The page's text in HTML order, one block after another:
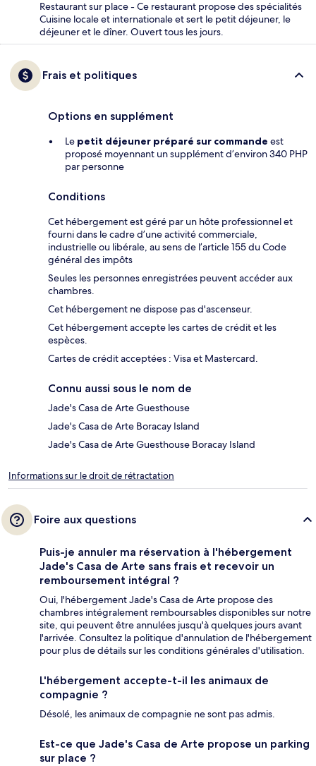
Restaurant sur place - Ce restaurant propose des spécialités
Cuisine locale et internationale et sert le petit déjeuner, le
déjeuner et le dîner. Ouvert tous les jours.
Frais et politiques
Options en supplément
Le petit déjeuner préparé sur commande est
proposé moyennant un supplément d’environ 340 PHP
par personne
Conditions
Cet hébergement est géré par un hôte professionnel et
fourni dans le cadre d’une activité commerciale,
industrielle ou libérale, au sens de l’article 155 du Code
général des impôts
Seules les personnes enregistrées peuvent accéder aux
chambres.
Cet hébergement ne dispose pas d'ascenseur.
Cet hébergement accepte les cartes de crédit et les
espèces.
Cartes de crédit acceptées : Visa et Mastercard.
Connu aussi sous le nom de
Jade's Casa de Arte Guesthouse
Jade's Casa de Arte Boracay Island
Jade's Casa de Arte Guesthouse Boracay Island
Informations sur le droit de rétractation
Foire aux questions
Puis-je annuler ma réservation à l'hébergement
Jade's Casa de Arte sans frais et recevoir un
remboursement intégral ?
Oui, l'hébergement Jade's Casa de Arte propose des
chambres intégralement remboursables disponibles sur notre
site, qui peuvent être annulées jusqu'à quelques jours avant
l'arrivée. Consultez la politique d'annulation de l'hébergement
pour plus de détails sur les conditions générales d'utilisation.
L'hébergement accepte-t-il les animaux de
compagnie ?
Désolé, les animaux de compagnie ne sont pas admis.
Est-ce que Jade's Casa de Arte propose un parking
sur place ?